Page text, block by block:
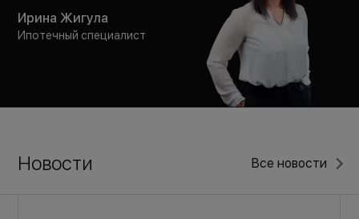
Ирина Жигула
Ипотечный специалист
Новости Все новости